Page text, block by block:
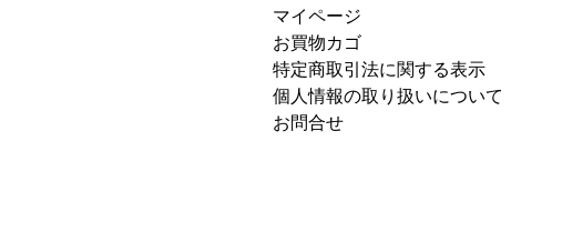
マイページ
お買物カゴ
特定商取引法に関する表示
個人情報の取り扱いについて
お問合せ